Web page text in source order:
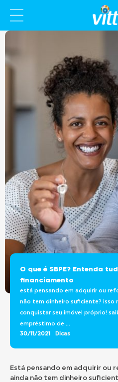
O que é SBPE? Entenda
financiamento
está pensando em adquirir ou
não tem dinheiro suficiente? isso
conquistar seu imóvel próprio!
empréstimo de ...
30/11/2021 Dicas
Está pensando em adquirir ou
ainda não tem dinheiro